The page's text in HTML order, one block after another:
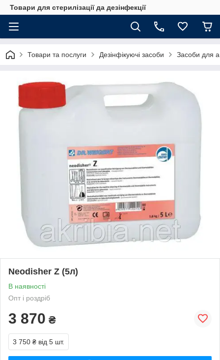
Товари для стерилізації да дезінфекції
Товари та послуги Дезінфікуючі засоби Засоби для
Neodisher Z (5л)
В наявності
Опт і роздріб
3 870 ₴
3 750 ₴ від 5 шт.